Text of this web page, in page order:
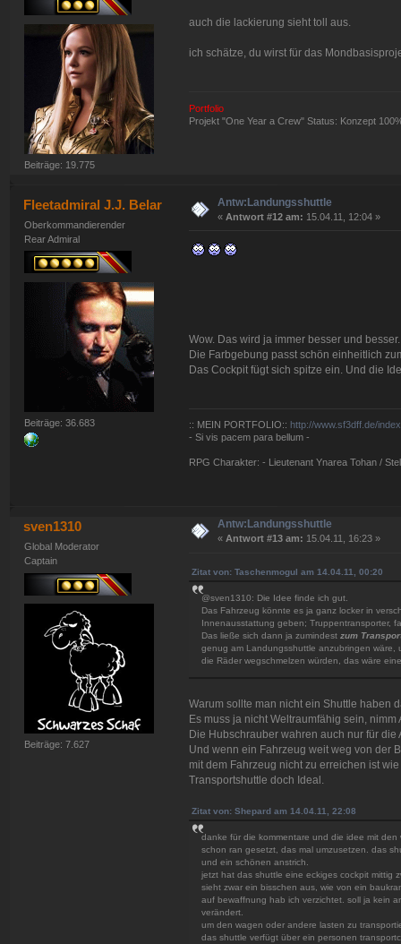
Beiträge: 19.775
auch die lackierung sieht toll aus.
ich schätze, du wirst für das
Portfolio
Projekt "One Year a Crew" Status: Konzept
Fleetadmiral J.J. Belar
Oberkommandierender
Rear Admiral
Beiträge: 36.683
Antw:Landungsshuttle
« Antwort #12 am: 15.04.11, 12:04 »
Wow. Das wird ja immer besser und besser.
Die Farbgebung passt schön einheitlich
Das Cockpit fügt sich spitze ein. Und die
:: MEIN PORTFOLIO:: http://www.sf3dff.de/
- Si vis pacem para bellum -
RPG Charakter: - Lieutenant Ynarea Tohan /
sven1310
Global Moderator
Captain
Beiträge: 7.627
Antw:Landungsshuttle
« Antwort #13 am: 15.04.11, 16:23 »
Zitat von: Taschenmogul am 14.04.11, 00:20
@sven1310: Die Idee finde ich gut.
Das Fahrzeug könnte es ja ganz locker in
Innenausstattung geben; Truppentransporter,
Das ließe sich dann ja zumindest zum
genug am Landungsshuttle anzubringen wäre,
die Räder wegschmelzen würden, das wäre
Warum sollte man nicht ein Shuttle haben
Es muss ja nicht Weltraumfähig sein, nimm
Die Hubschrauber wahren auch nur für die
Und wenn ein Fahrzeug weit weg von der
mit dem Fahrzeug nicht zu erreichen ist
Transportshuttle doch Ideal.
Zitat von: Shepard am 14.04.11, 22:08
danke für die kommentare und die idee mit
schon ran gesetzt, das mal umzusetzen. das
und ein schönen anstrich.
jetzt hat das shuttle eine eckiges cockpit mittig
sieht zwar ein bisschen aus, wie von ein
auf bewaffnung hab ich verzichtet. soll ja kein
verändert.
um den wagen oder andere lasten zu
das shuttle verfügt über ein personen